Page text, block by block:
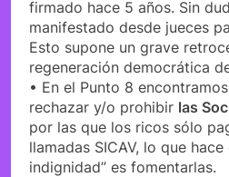
firmado hace 5 años. Sin
manifestado desde jueces
Esto supone un grave
regeneración democrática
• En el Punto 8
rechazar y/o prohibir las
por las que los ricos sólo
llamadas SICAV, lo que
indignidad” es fomentarlas.